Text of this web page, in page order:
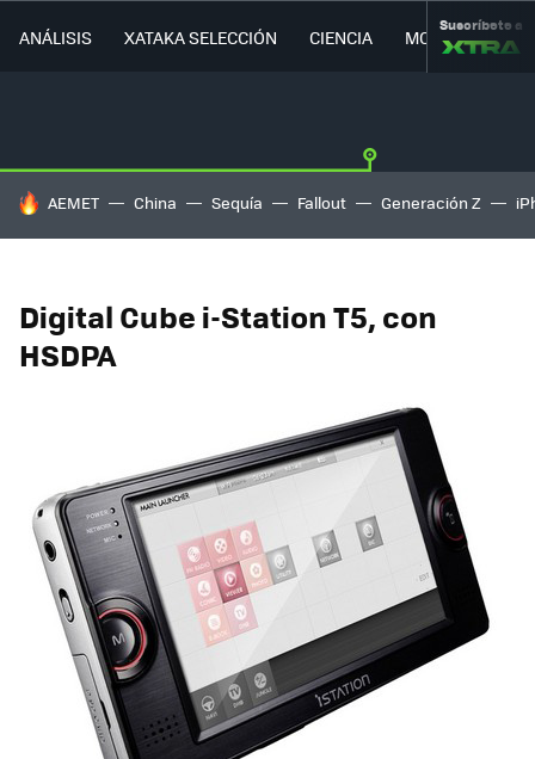
ANÁLISIS XATAKA SELECCIÓN CIENCIA MOVILIDAD
Suscríbete a
HOY SE HABLA DE
AEMET China Sequía Fallout Generación Z
Digital Cube i-Station T5, con
HSDPA